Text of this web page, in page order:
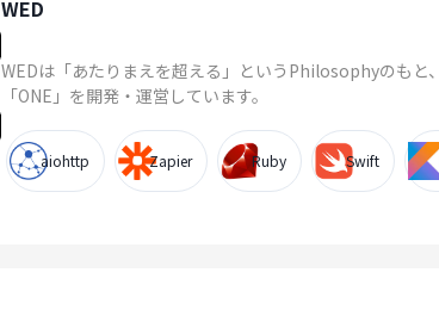
WED
WEDは「あたりまえを超える」というPhilosophyのも
「ONE」を開発・運営しています。
aiohttp Zapier Ruby Swift